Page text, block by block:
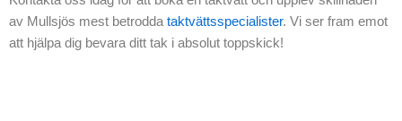
av Mullsjös mest betrodda taktvättsspecialister. Vi ser fram emot
att hjälpa dig bevara ditt tak i absolut toppskick!